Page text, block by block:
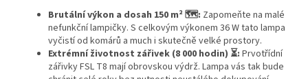
Brutální výkon a dosah 150 m² 🗺️: Zapomeňte na malé
nefunkční lampičky. S celkovým výkonem 36 W tato lampa
vyčistí od komárů a much i skutečně velké prostory.
Extrémní životnost zářivek (8 000 hodin) ⏳: Prvotřídní
zářivky FSL T8 mají obrovskou výdrž. Lampa vás tak bude